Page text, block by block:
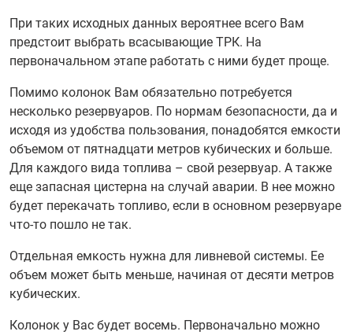
При таких исходных данных вероятнее всего Вам
предстоит выбрать всасывающие ТРК. На
первоначальном этапе работать с ними будет проще.
Помимо колонок Вам обязательно потребуется
несколько резервуаров. По нормам безопасности, да и
исходя из удобства пользования, понадобятся емкости
объемом от пятнадцати метров кубических и больше.
Для каждого вида топлива – свой резервуар. А также
еще запасная цистерна на случай аварии. В нее можно
будет перекачать топливо, если в основном резервуаре
что-то пошло не так.
Отдельная емкость нужна для ливневой системы. Ее
объем может быть меньше, начиная от десяти метров
кубических.
Колонок у Вас будет восемь. Первоначально можно